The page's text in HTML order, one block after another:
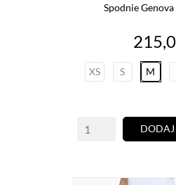
Spodnie
Cena
XS S M